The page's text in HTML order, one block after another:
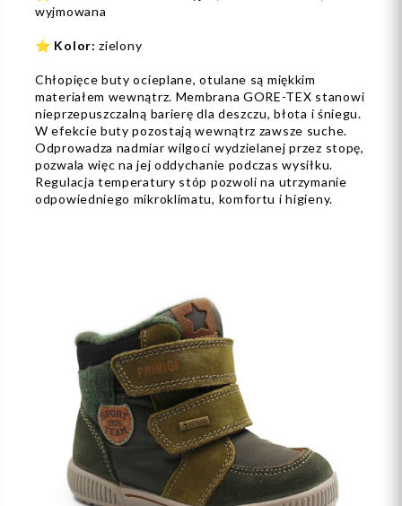
wyjmowana
⭐ Kolor:zielony
Chłopięce buty ocieplane, otulane są miękkim
materiałem wewnątrz. Membrana GORE-TEX stanowi
nieprzepuszczalną barierę dla deszczu, błota i śniegu.
W efekcie buty pozostają wewnątrz zawsze suche.
Odprowadza nadmiar wilgoci wydzielanej przez stopę,
pozwala więc na jej oddychanie podczas wysiłku.
Regulacja temperatury stóp pozwoli na utrzymanie
odpowiedniego mikroklimatu, komfortu i higieny.